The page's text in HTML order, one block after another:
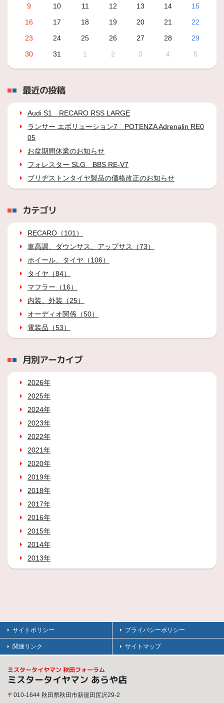
9
10 11 12 13 14
15
16
17 18 19 20 21
22
23
24 25 26 27 28
29
30
31 1 2 3 4 5
最近の投稿
Audi S1 RECARO RSS LARGE
ランサー エボリューション7 POTENZA Adrenalin RE0
05
お盆期間休業のお知らせ
フォレスター SLG BBS RE-V7
ブリヂストンタイヤ製品の価格改正のお知らせ
カテゴリ
RECARO（101）
車高調、ダウンサス、アップサス（73）
ホイール、タイヤ（106）
タイヤ（84）
マフラー（16）
内装、外装（25）
オーディオ関係（50）
電装品（53）
月別アーカイブ
2026年
2025年
2024年
2023年
2022年
2021年
2020年
2019年
2018年
2017年
2016年
2015年
2014年
2013年
サイトポリシー プライバシーポリシー
関連リンク サイトマップ
ミスタータイヤマン 秋田フォーラム
ミスタータイヤマン あらや店
〒010-1644 秋田県秋田市新屋田尻沢29-2